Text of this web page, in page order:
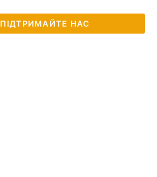
ПІДТРИМАЙТЕ НАС